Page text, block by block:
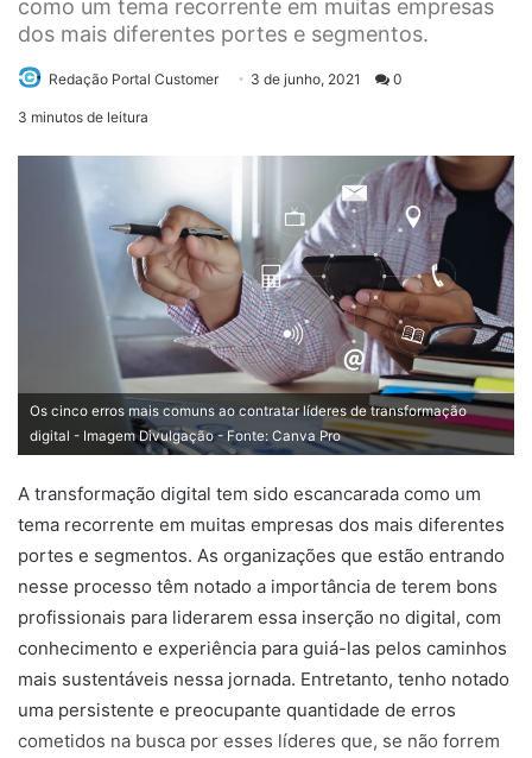
como um tema recorrente em muitas empresas
dos mais diferentes portes e segmentos.
Redação Portal CustomerSend 3 de junho, 2021 0
3 minutos de leitura
Os cinco erros mais comuns ao contratar líderes de transformação
digital - Imagem Divulgação - Fonte: Canva Pro
A transformação digital tem sido escancarada como um
tema recorrente em muitas empresas dos mais diferentes
portes e segmentos. As organizações que estão entrando
nesse processo têm notado a importância de terem bons
profissionais para liderarem essa inserção no digital, com
conhecimento e experiência para guiá-las pelos caminhos
mais sustentáveis nessa jornada. Entretanto, tenho notado
uma persistente e preocupante quantidade de erros
cometidos na busca por esses líderes que, se não forrem